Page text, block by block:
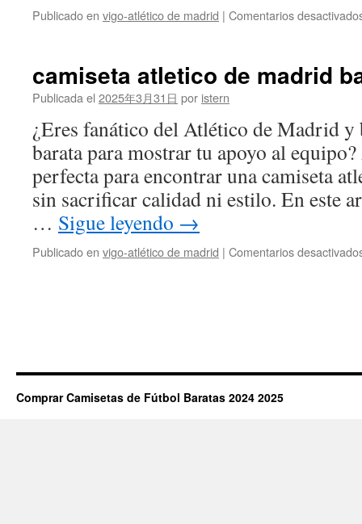
Publicado en vigo-atlético de madrid | Comentarios
camiseta atletico de madrid
Publicada el 2025年3月31日 por istern
¿Eres fanático del Atlético de Madrid y
barata para mostrar tu apoyo al
perfecta para encontrar una camiseta
sin sacrificar calidad ni estilo. En este
… Sigue leyendo →
Publicado en vigo-atlético de madrid | Comentarios
Comprar Camisetas de Fútbol Baratas 2024 2025